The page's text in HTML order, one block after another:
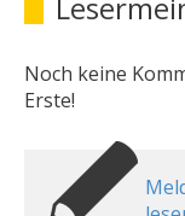
Noch keine
Erste!